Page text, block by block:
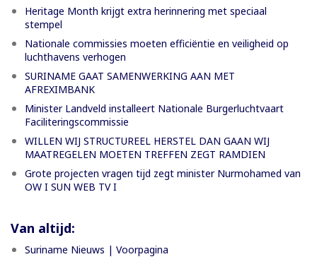
Heritage Month krijgt extra herinnering met speciaal
stempel
Nationale commissies moeten efficiëntie en veiligheid op
luchthavens verhogen
SURINAME GAAT SAMENWERKING AAN MET
AFREXIMBANK
Minister Landveld installeert Nationale Burgerluchtvaart
Faciliteringscommissie
WILLEN WIJ STRUCTUREEL HERSTEL DAN GAAN WIJ
MAATREGELEN MOETEN TREFFEN ZEGT RAMDIEN
Grote projecten vragen tijd zegt minister Nurmohamed van
OW I SUN WEB TV I
Van altijd:
Suriname Nieuws | Voorpagina